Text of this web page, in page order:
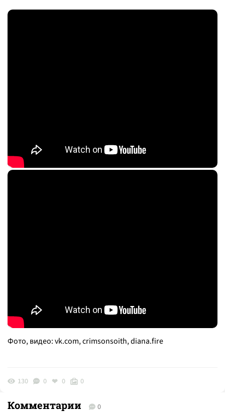
Фото, видео: vk.com, crimsonsoith, diana.fire
130 0 0 0
Комментарии 0